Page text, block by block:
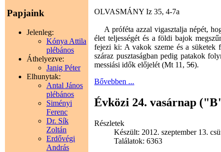
Papjaink
Jelenleg:
Kónya Attila
plébános
Áthelyezve:
Janig Péter
Elhunytak:
Antal János
plébános
Siményi
Ferenc
Dr. Sík
Zoltán
Erdővégi
András
OLVASMÁNY Iz 35, 4-7a
A próféta azzal vigasztalja népét,
élet teljességét és a földi bajok
fejezi ki: A vakok szeme és a süketek
száraz pusztaságban pedig patakok
messiási idők előjelét (Mt 11, 5̶6).
Bővebben ...
Évközi 24. vasárnap
Részletek
Készült: 2012. szeptember 13.
Találatok: 6363